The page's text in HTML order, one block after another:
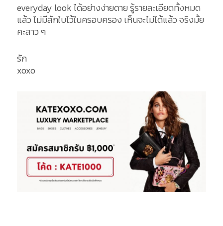
everyday look ได้อย่างง่ายดาย รู้รายละเอียดทั้งหมด
แล้ว ไม่มีสักใบไว้ในครอบครอง เห็นจะไม่ได้แล้ว จริงมั้ย
คะสาว ๆ
รัก
xoxo